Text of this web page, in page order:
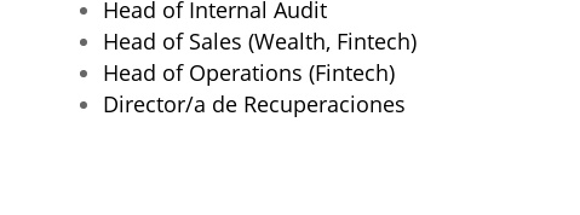
Head of Internal Audit
Head of Sales (Wealth, Fintech)
Head of Operations (Fintech)
Director/a de Recuperaciones